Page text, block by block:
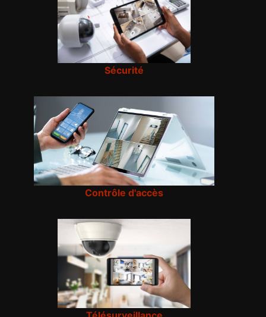
Sécurité
Contrôle d'accès